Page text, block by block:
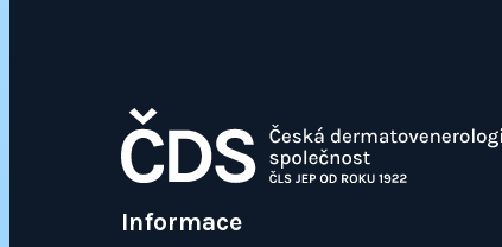
Informace